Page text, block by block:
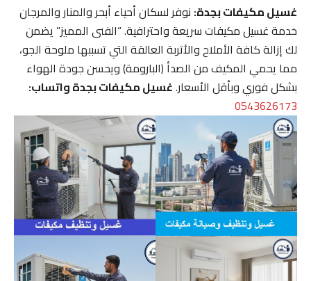
غسيل مكيفات بجدة:نوفر لسكان أحياء أبحر والمنار والمرجان
خدمة غسيل مكيفات سريعة واحترافية. “الفنى المميز” يضمن
لك إزالة كافة الأملاح والأتربة العالقة التي تسببها ملوحة الجو،
مما يحمي المكيف من الصدأ (البارومة) ويحسن جودة الهواء
بشكل فوري وبأقل الأسعار.غسيل مكيفات بجدة واتساب:
0543626173